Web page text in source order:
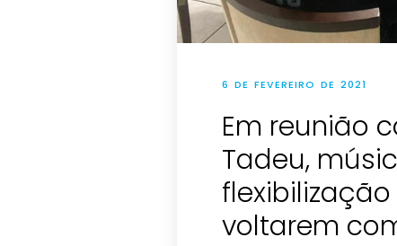
6 DE FEVEREIRO DE 2021
Em reunião
Tadeu,
voltarem